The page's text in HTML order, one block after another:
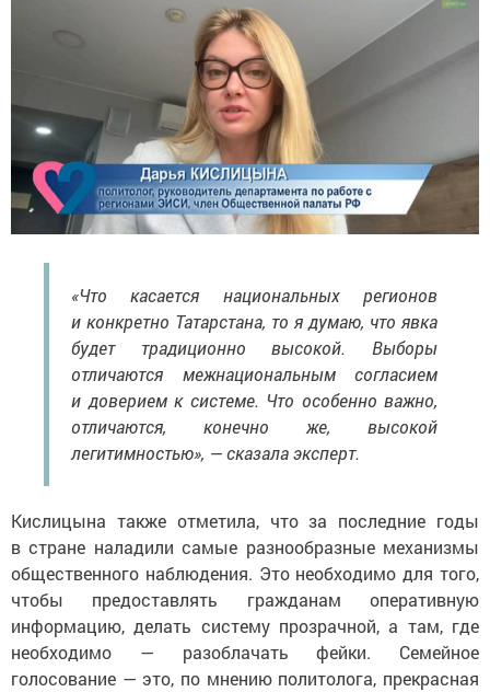
«Что касается национальных регионов
и конкретно Татарстана, то я думаю, что явка
будет традиционно высокой. Выборы
отличаются межнациональным согласием
и доверием к системе. Что особенно важно,
отличаются, конечно же, высокой
легитимностью», — сказала эксперт.
Кислицына также отметила, что за последние годы
в стране наладили самые разнообразные механизмы
общественного наблюдения. Это необходимо для того,
чтобы предоставлять гражданам оперативную
информацию, делать систему прозрачной, а там, где
необходимо — разоблачать фейки. Семейное
голосование — это, по мнению политолога, прекрасная